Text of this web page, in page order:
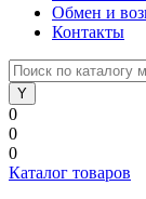
Обмен и
Контакты
0
0
0
Каталог товаров